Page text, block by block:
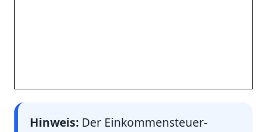
Hinweis: Der Einkommensteuer-